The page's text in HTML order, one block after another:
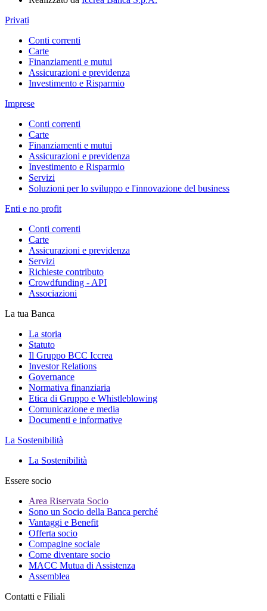
Privati
Conti correnti
Carte
Finanziamenti e mutui
Assicurazioni e previdenza
Investimento e Risparmio
Imprese
Conti correnti
Carte
Finanziamenti e mutui
Assicurazioni e previdenza
Investimento e Risparmio
Servizi
Soluzioni per lo sviluppo e l'innovazione del business
Enti e no profit
Conti correnti
Carte
Assicurazioni e previdenza
Servizi
Richieste contributo
Crowdfunding - API
Associazioni
La tua Banca
La storia
Statuto
Il Gruppo BCC Iccrea
Investor Relations
Governance
Normativa finanziaria
Etica di Gruppo e Whistleblowing
Comunicazione e media
Documenti e informative
La Sostenibilità
La Sostenibilità
Essere socio
Area Riservata Socio
Sono un Socio della Banca perché
Vantaggi e Benefit
Offerta socio
Compagine sociale
Come diventare socio
MACC Mutua di Assistenza
Assemblea
Contatti e Filiali